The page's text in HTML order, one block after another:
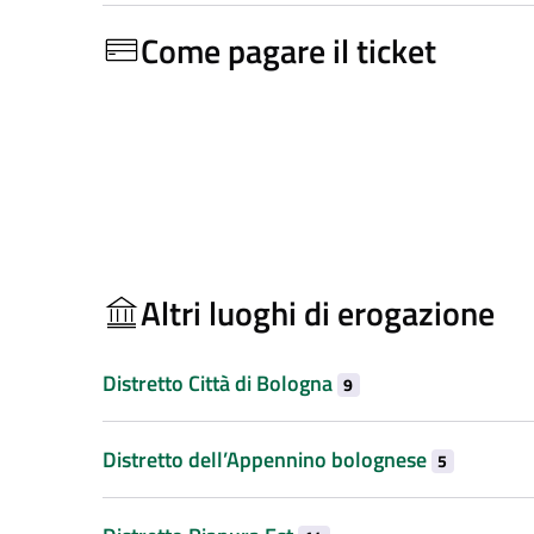
Come pagare il ticket
Altri luoghi di erogazione
Distretto Città di Bologna 9
Distretto dell’Appennino bolognese 5